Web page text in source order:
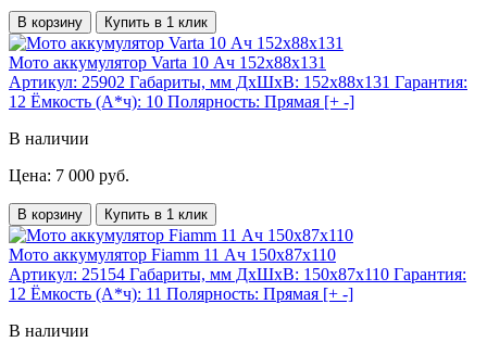
В корзину Купить в 1 клик
Мото аккумулятор Varta 10 Ач 152x88x131
Артикул: 25902 Габариты, мм ДхШхВ: 152x88x131 Гарантия:
12 Ёмкость (А*ч): 10 Полярность: Прямая [+ -]
В наличии
Цена: 7 000 руб.
В корзину Купить в 1 клик
Мото аккумулятор Fiamm 11 Ач 150x87x110
Артикул: 25154 Габариты, мм ДхШхВ: 150x87x110 Гарантия:
12 Ёмкость (А*ч): 11 Полярность: Прямая [+ -]
В наличии